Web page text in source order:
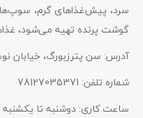
سرد، پیش‌غذاهای گرم،
گوشت پرنده تهیه می‌شود،
آدرس: سن پترزبورگ، خیابان
شماره تلفن: 78127035371
ساعت کاری: دوشنبه تا یکشنبه 12 تا 23